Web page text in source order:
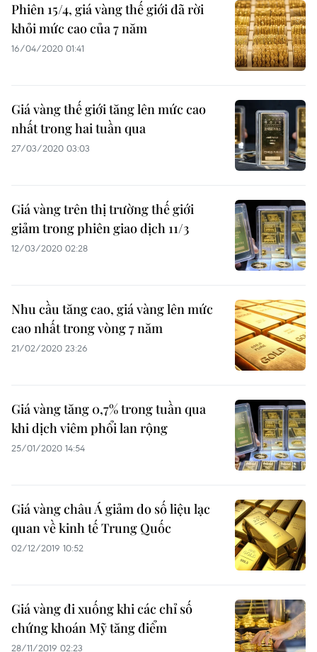
Phiên 15/4, giá vàng thế giới đã rời
khỏi mức cao của 7 năm
16/04/2020 01:41
Giá vàng thế giới tăng lên mức cao
nhất trong hai tuần qua
27/03/2020 03:03
Giá vàng trên thị trường thế giới
giảm trong phiên giao dịch 11/3
12/03/2020 02:28
Nhu cầu tăng cao, giá vàng lên mức
cao nhất trong vòng 7 năm
21/02/2020 23:26
Giá vàng tăng 0,7% trong tuần qua
khi dịch viêm phổi lan rộng
25/01/2020 14:54
Giá vàng châu Á giảm do số liệu lạc
quan về kinh tế Trung Quốc
02/12/2019 10:52
Giá vàng đi xuống khi các chỉ số
chứng khoán Mỹ tăng điểm
28/11/2019 02:23